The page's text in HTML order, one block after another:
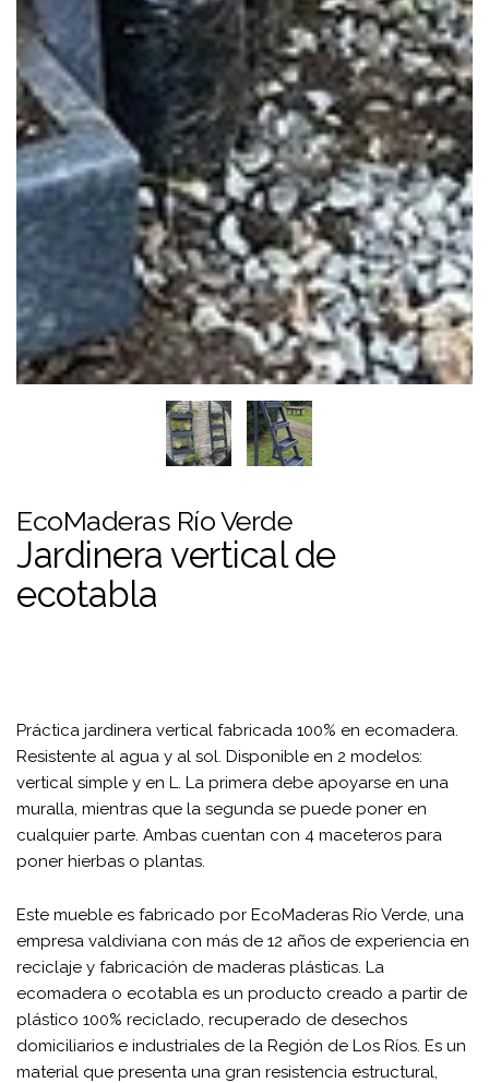
EcoMaderas Río Verde
Jardinera vertical de
ecotabla
Práctica jardinera vertical fabricada 100% en ecomadera.
Resistente al agua y al sol. Disponible en 2 modelos:
vertical simple y en L. La primera debe apoyarse en una
muralla, mientras que la segunda se puede poner en
cualquier parte. Ambas cuentan con 4 maceteros para
poner hierbas o plantas.
Este mueble es fabricado por EcoMaderas Río Verde, una
empresa valdiviana con más de 12 años de experiencia en
reciclaje y fabricación de maderas plásticas. La
ecomadera o ecotabla es un producto creado a partir de
plástico 100% reciclado, recuperado de desechos
domiciliarios e industriales de la Región de Los Ríos. Es un
material que presenta una gran resistencia estructural,